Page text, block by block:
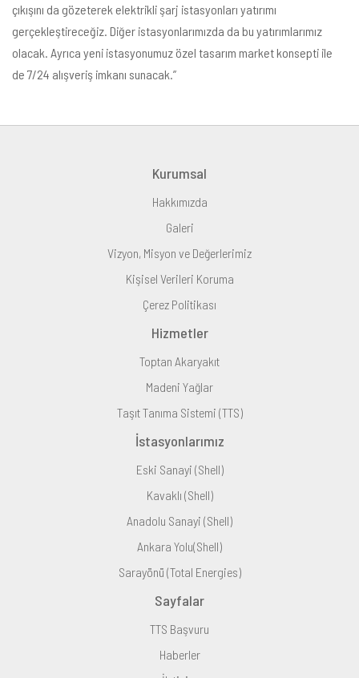
çıkışını da gözeterek elektrikli şarj istasyonları yatırımı
gerçekleştireceğiz. Diğer istasyonlarımızda da bu yatırımlarımız
olacak. Ayrıca yeni istasyonumuz özel tasarım market konsepti ile
de 7/24 alışveriş imkanı sunacak.”
Kurumsal
Hakkımızda
Galeri
Vizyon, Misyon ve Değerlerimiz
Kişisel Verileri Koruma
Çerez Politikası
Hizmetler
Toptan Akaryakıt
Madeni Yağlar
Taşıt Tanıma Sistemi (TTS)
İstasyonlarımız
Eski Sanayi (Shell)
Kavaklı (Shell)
Anadolu Sanayi (Shell)
Ankara Yolu(Shell)
Sarayönü (Total Energies)
Sayfalar
TTS Başvuru
Haberler